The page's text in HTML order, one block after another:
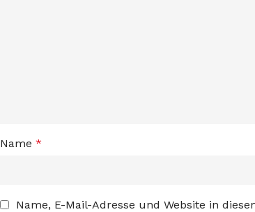
Name *
Name, E-Mail-Adresse und Website in